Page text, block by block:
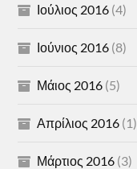
Ιούλιος 2016 (4)
Ιούνιος 2016 (8)
Μάιος 2016 (5)
Απρίλιος 2016 (1)
Μάρτιος 2016 (3)